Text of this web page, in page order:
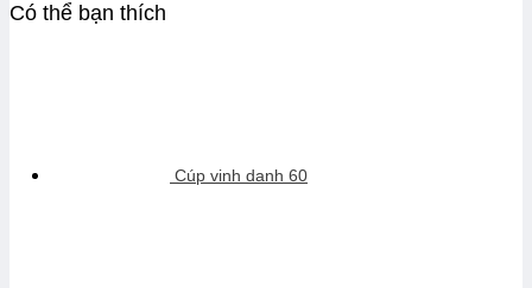
Có thể bạn thích
Cúp vinh danh 60